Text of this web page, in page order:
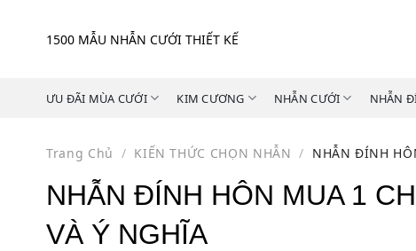
1500 MẪU NHẪN CƯỚI THIẾT KẾ
ƯU ĐÃI MÙA CƯỚI
KIM CƯƠNG NHẪN CƯỚI NHẪN
Trang Chủ / KIẾN THỨC CHỌN NHẪN / NHẪN ĐÍNH
NHẪN ĐÍNH HÔN MUA 1
VÀ Ý NGHĨA